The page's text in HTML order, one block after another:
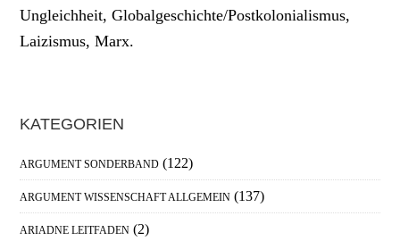
Ungleichheit, Globalgeschichte/Postkolonialismus,
Laizismus, Marx.
Haupt-
Sidebar
KATEGORIEN
ARGUMENT SONDERBAND (122)
ARGUMENT WISSENSCHAFT ALLGEMEIN (137)
ARIADNE LEITFADEN (2)